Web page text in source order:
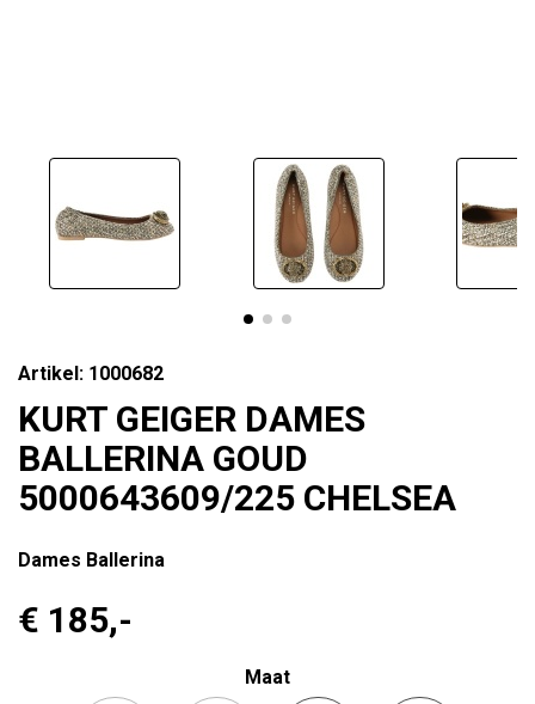
Artikel: 1000682
KURT GEIGER DAMES
BALLERINA GOUD
5000643609/225 CHELSEA
Dames Ballerina
€ 185,-
Maat